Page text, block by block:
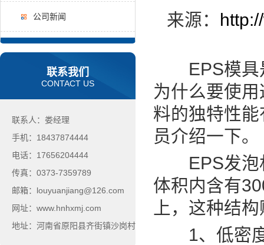
公司新闻
联系我们
CONTACT US
联系人：娄经理
手机：18437874444
电话：17656204444
传真：0373-7359789
邮箱：louyuanjiang@126.com
网址：www.hnhxmj.com
地址：河南省原阳县齐街镇沙岗村
来源：
EPS模具是
为什么要使
料的独特性
员介绍一下。
EPS发泡材
体积内含有
上，这种结
1、低密度